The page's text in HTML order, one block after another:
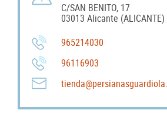
C/SAN BENITO, 17
03013 Alicante (ALICANTE)
965214030
96116903